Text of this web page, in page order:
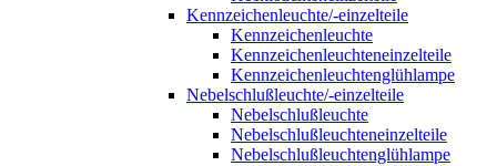
Kennzeichenleuchte/-einzelteile
Kennzeichenleuchte
Kennzeichenleuchteneinzelteile
Kennzeichenleuchtenglühlampe
Nebelschlußleuchte/-einzelteile
Nebelschlußleuchte
Nebelschlußleuchteneinzelteile
Nebelschlußleuchtenglühlampe